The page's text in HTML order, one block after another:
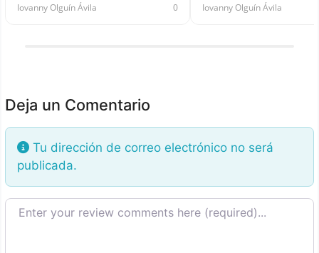
Iovanny Olguín Ávila 0 Iovanny Olguín Ávila
Deja un Comentario
Tu dirección de correo electrónico no será
publicada.
Texto de la reseña